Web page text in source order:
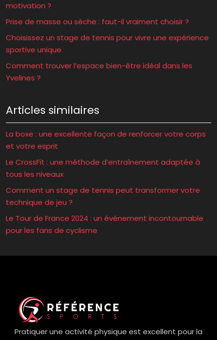
motivation ?
Prise de masse ou sèche : faut-il vraiment choisir ?
Choisissez un stage de tennis pour vivre une expérience
sportive unique
Comment trouver l’espace bien-être idéal dans les
Yvelines ?
Articles similaires
La boxe : une excellente façon de renforcer votre corps
et votre esprit
Le CrossFit : une méthode d’entraînement adaptée à
tous les niveaux
Comment un stage de tennis peut transformer votre
technique de jeu ?
Le Tour de France 2024 : un événement incontournable
pour les fans de cyclisme
Pratiquer une activité physique est excellent pour la